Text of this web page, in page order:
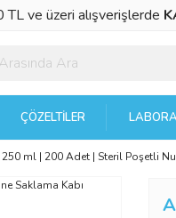
TL ve üzeri alışverişlerde
ÇÖZELTILER
250 ml | 200 Adet | Steril Poşetli